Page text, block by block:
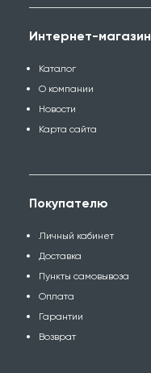
Интернет-магазин
Каталог
О компании
Новости
Карта сайта
Покупателю
Личный кабинет
Доставка
Пункты самовывоза
Оплата
Гарантии
Возврат